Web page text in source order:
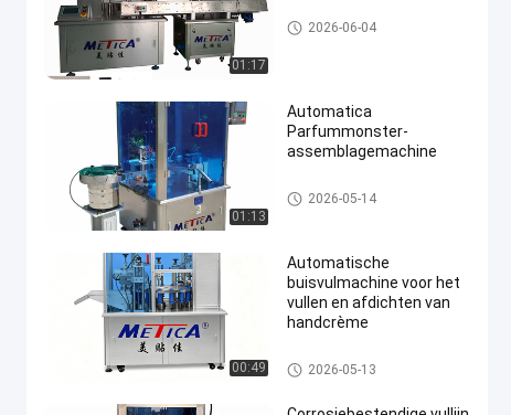
01:17
Flessenvullenmachine
2026-06-04
01:13
Automatica
Parfummonster-
assemblagemachine
Flessenvullenmachine
2026-05-14
00:49
Automatische
buisvulmachine voor het
vullen en afdichten van
handcrème
Flessenvullenmachine
2026-05-13